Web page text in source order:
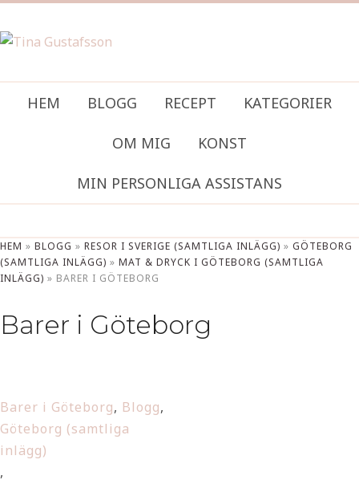
HEM BLOGG RECEPT KATEGORIER
OM MIG KONST
MIN PERSONLIGA ASSISTANS
HEM » BLOGG » RESOR I SVERIGE (SAMTLIGA INLÄGG) » GÖTEBORG
(SAMTLIGA INLÄGG) » MAT & DRYCK I GÖTEBORG (SAMTLIGA
INLÄGG) » BARER I GÖTEBORG
Barer i Göteborg
Barer i Göteborg, Blogg,
Göteborg (samtliga
inlägg)
,